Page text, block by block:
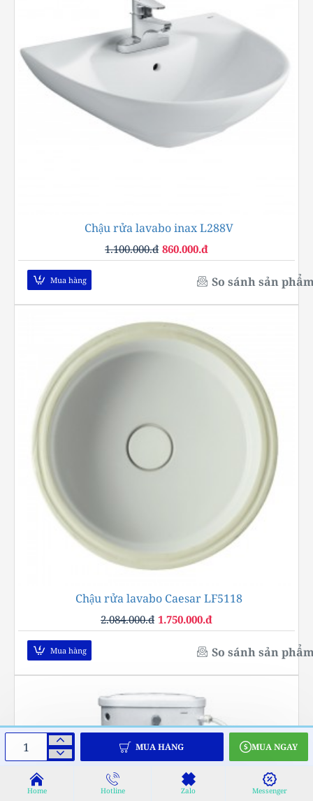
Home Hotline Zalo Messenger
MUA HÀNG MUA NGAY
Chậu rửa lavabo inax L288V
860.000.đ
1.100.000.đ
Mua hàng So sánh sản
Chậu rửa lavabo Caesar LF5118
1.750.000.đ
2.084.000.đ
Mua hàng So sánh sản